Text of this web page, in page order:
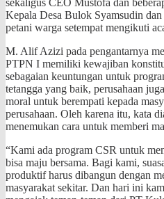
Kepala Desa Bulok Syamsudin
petani warga setempat mengikuti
M. Alif Azizi pada pengantarnya
PTPN I memiliki kewajiban
sebagaian keuntungan untuk
tetangga yang baik, perusahaan
moral untuk berempati kepada
perusahaan. Oleh karena itu, kata
menemukan cara untuk memberi
“Kami ada program CSR untuk
bisa maju bersama. Bagi kami,
produktif harus dibangun dengan
masyarakat sekitar. Dan hari ini